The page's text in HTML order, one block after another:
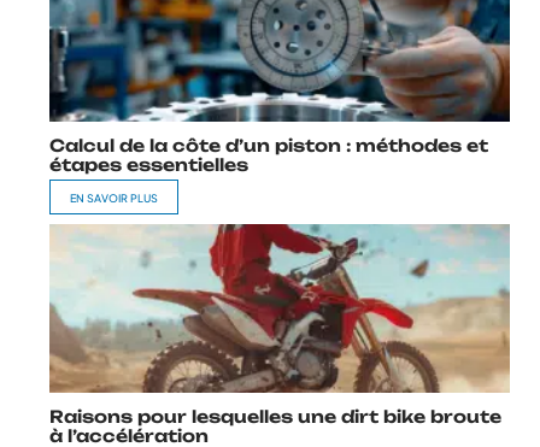
Calcul de la côte d’un piston : méthodes et
étapes essentielles
EN SAVOIR PLUS
Raisons pour lesquelles une dirt bike broute
à l’accélération